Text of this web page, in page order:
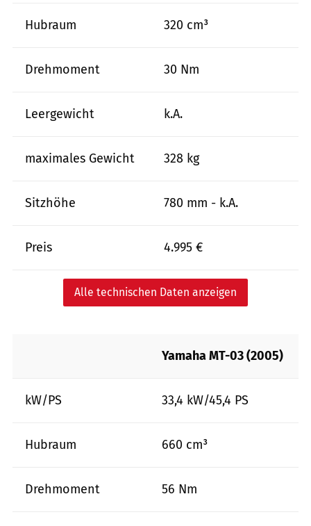
Hubraum 320 cm³
Drehmoment 30 Nm
Leergewicht k.A.
maximales Gewicht 328 kg
Sitzhöhe 780 mm - k.A.
Preis 4.995 €
Alle technischen Daten anzeigen
Yamaha MT-03 (2005)
kW/PS 33,4 kW/45,4 PS
Hubraum 660 cm³
Drehmoment 56 Nm